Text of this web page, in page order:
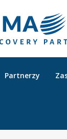
Partnerzy